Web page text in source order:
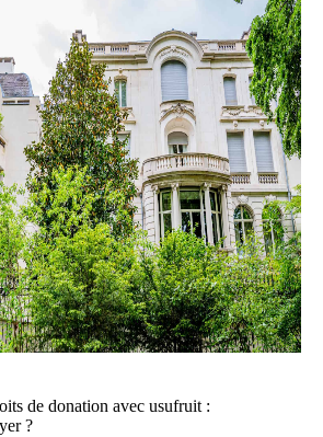
de donation avec usufruit :
?